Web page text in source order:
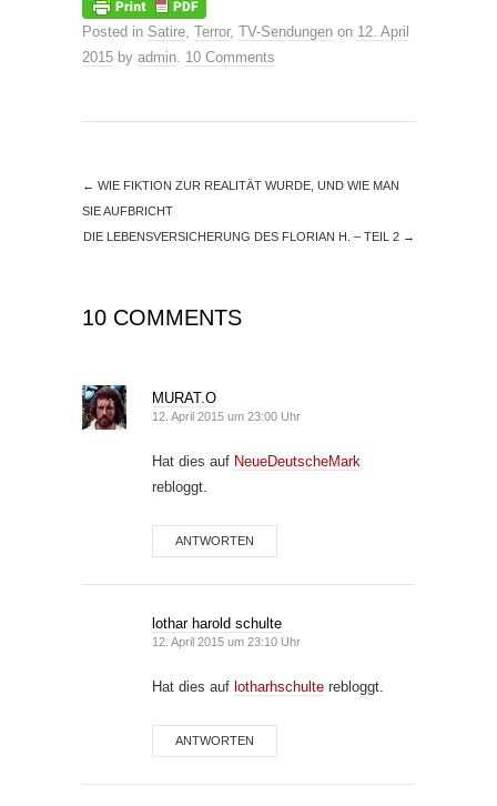
Posted in Satire, Terror, TV-Sendungen on 12. April
2015 by admin. 10 Comments
← WIE FIKTION ZUR REALITÄT WURDE, UND WIE MAN
SIE AUFBRICHT
DIE LEBENSVERSICHERUNG DES FLORIAN H. – TEIL 2 →
10 COMMENTS
MURAT.O
12. April 2015 um 23:00 Uhr
Hat dies auf NeueDeutscheMark
rebloggt.
ANTWORTEN
lothar harold schulte
12. April 2015 um 23:10 Uhr
Hat dies auf lotharhschulte rebloggt.
ANTWORTEN